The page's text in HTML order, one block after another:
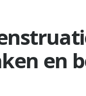
en